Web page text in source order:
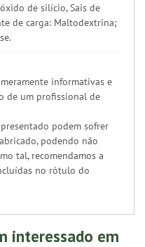
de silício, Sais de
de carga: Maltodextrina;
informativas e
de um profissional de
podem sofrer
podendo não
tal, recomendamos a
no rótulo do
interessado em